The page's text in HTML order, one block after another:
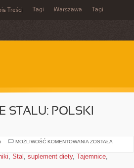
Treści Tagi Warszawa Tagi
STALU: POLSKI
MOŻLIWOŚĆ KOMENTOWANIA ODKRYWAMY
POLSKI
ZOSTAŁA
, Stal , suplement diety, Tajemnice,